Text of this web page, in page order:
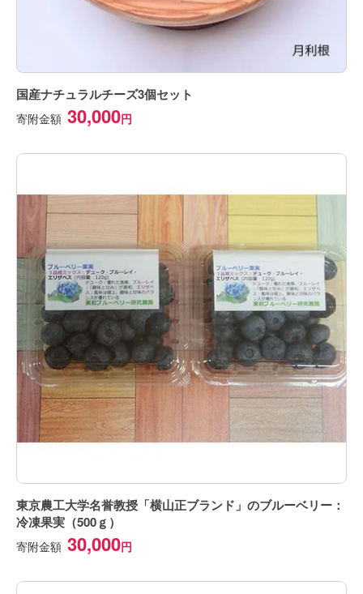
国産ナチュラルチーズ3個セット
寄附金額 30,000
東京農工大学名誉教授「横山正ブランド」のブルーベリー：
冷凍果実（500ｇ）
寄附金額 30,000